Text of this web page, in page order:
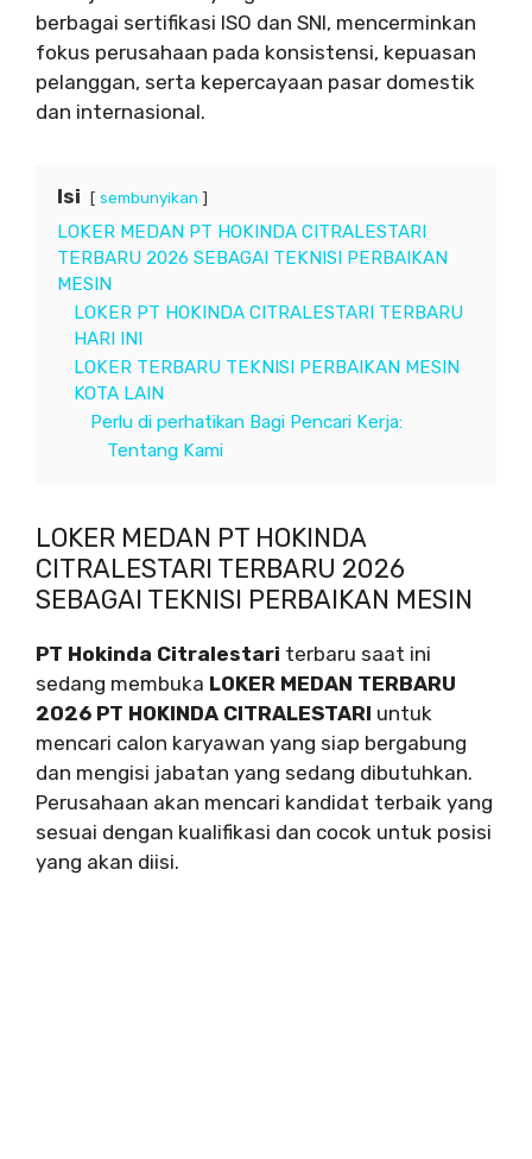
berbagai sertifikasi ISO dan SNI, mencerminkan
fokus perusahaan pada konsistensi, kepuasan
pelanggan, serta kepercayaan pasar domestik
dan internasional.
Isi sembunyikan
LOKER MEDAN PT HOKINDA CITRALESTARI
TERBARU 2026 SEBAGAI TEKNISI PERBAIKAN
MESIN
LOKER PT HOKINDA CITRALESTARI TERBARU
HARI INI
LOKER TERBARU TEKNISI PERBAIKAN MESIN
KOTA LAIN
Perlu di perhatikan Bagi Pencari Kerja:
Tentang Kami
LOKER MEDAN PT HOKINDA
CITRALESTARI TERBARU 2026
SEBAGAI TEKNISI PERBAIKAN MESIN
PT Hokinda Citralestari terbaru saat ini
sedang membuka LOKER MEDAN TERBARU
2026 PT HOKINDA CITRALESTARI untuk
mencari calon karyawan yang siap bergabung
dan mengisi jabatan yang sedang dibutuhkan.
Perusahaan akan mencari kandidat terbaik yang
sesuai dengan kualifikasi dan cocok untuk posisi
yang akan diisi.